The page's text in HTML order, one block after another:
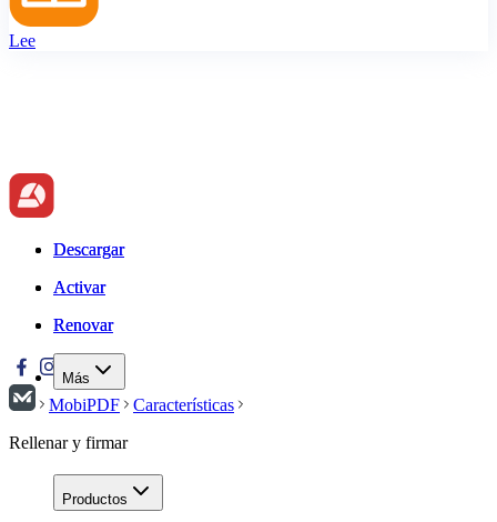
Lee
Descargar
Activar
Renovar
Más
Descargar
Activar
Renovar
MobiPDF
Características
Rellenar y firmar
Productos